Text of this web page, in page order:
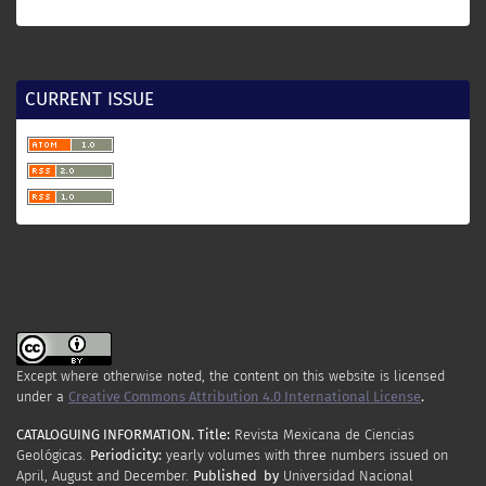
CURRENT ISSUE
Except where otherwise noted, the content on this website is licensed
under a Creative Commons Attribution 4.0 International License.
CATALOGUING INFORMATION. Title: Revista Mexicana de Ciencias
Geológicas. Periodicity: yearly volumes with three numbers issued on
April, Augustand December. Published by Universidad Nacional